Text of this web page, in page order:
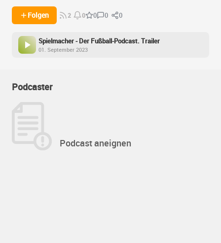
Folgen 2 0 0 0 0
Spielmacher - Der Fußball-Podcast. Trailer
01. September 2023
Podcaster
Podcast aneignen